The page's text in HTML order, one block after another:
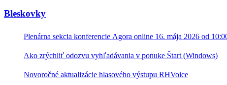
nevyplňujte.
Bleskovky
Plenárna sekcia konferencie Agora online 16. mája 2026 od
Ako zrýchliť odozvu vyhľadávania v ponuke Štart (Windows)
Novoročné aktualizácie hlasového výstupu RHVoice